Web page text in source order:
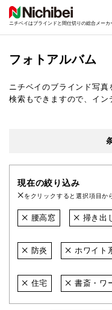
ニチベイはブラインドと間仕切りの総合メーカ
フォトアルバム
ニチベイのブラインド写真
検索もできますので、イン
現在の絞り込み
をクリックすると選択項目か
腰高窓 掃き出
防炎 ホワイト
住宅 書斎・ワ